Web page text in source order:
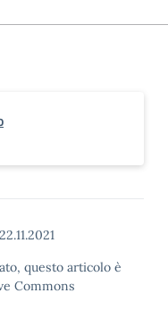
22.11.2021
questo articolo è
Commons